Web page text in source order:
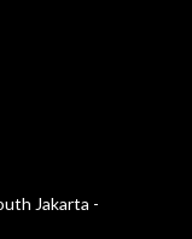
Jakarta -